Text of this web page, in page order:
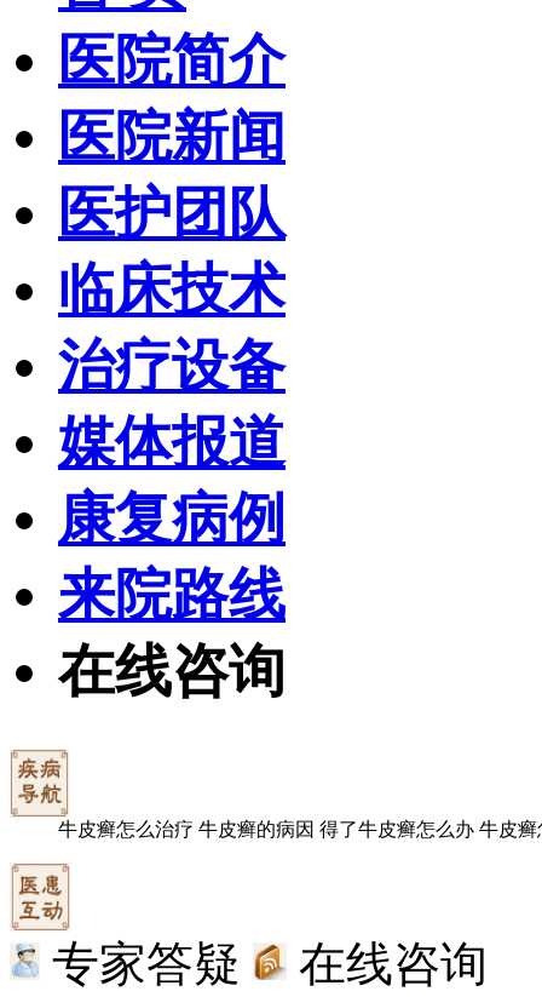
医院简介
医院新闻
医护团队
临床技术
治疗设备
媒体报道
康复病例
来院路线
在线咨询
牛皮癣怎么治疗 牛皮癣的病因 得了牛皮癣怎么办 牛皮癣
专家答疑
在线咨询